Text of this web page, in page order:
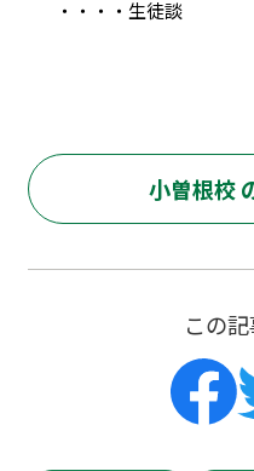
・・・・生徒談
小曽根校
この